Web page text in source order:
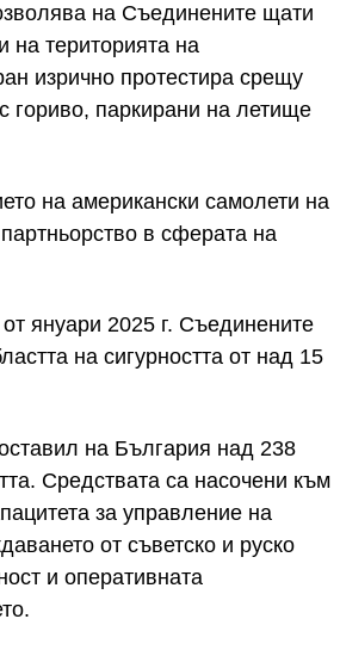
на Съединените щати
на територията на
изрично протестира срещу
гориво, паркирани на летище
на американски самолети на
в сферата на
януари 2025 г. Съединените
на сигурността от над 15
на България над 238
Средствата са насочени към
за управление на
от съветско и руско
и оперативната